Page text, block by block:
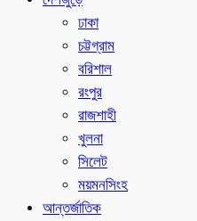
ঢাকা
চট্টগ্রাম
বরিশাল
রংপুর
রাজশাহী
খুলনা
সিলেট
ময়মনসিংহ
আন্তর্জাতিক